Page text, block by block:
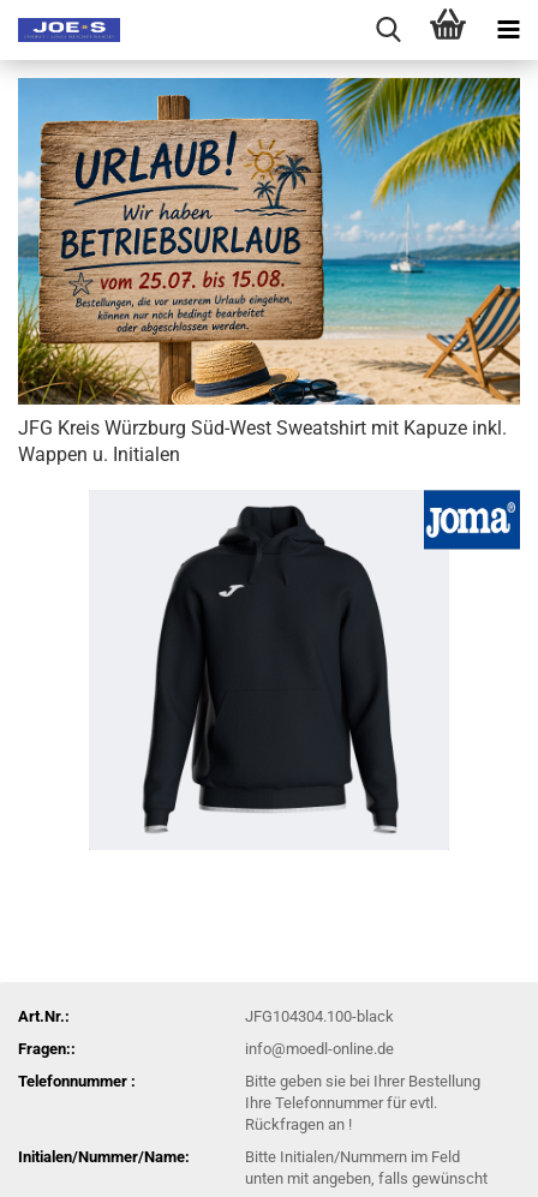
JFG Kreis Würzburg Süd-West Sweatshirt mit Kapuze inkl.
Wappen u. Initialen
Art.Nr.:
JFG104304.100-black
Fragen::
info@moedl-online.de
Telefonnummer :
Bitte geben sie bei Ihrer Bestellung
Ihre Telefonnummer für evtl.
Rückfragen an !
Initialen/Nummer/Name:
Bitte Initialen/Nummern im Feld
unten mit angeben, falls gewünscht